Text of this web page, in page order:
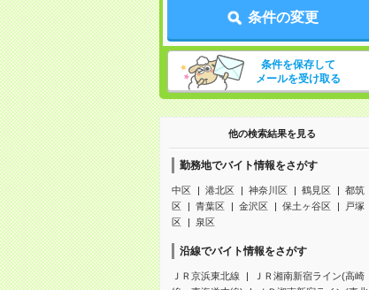
条件の変更
条件を保存して
メールを受け取る
他の検索結果を見る
勤務地でバイト情報をさがす
中区 港北区 神奈川区 鶴見区
都筑
区
青葉区 金沢区 保土ヶ谷区
戸塚
区
泉区
沿線でバイト情報をさがす
ＪＲ京浜東北線
ＪＲ湘南新宿ライン(高崎